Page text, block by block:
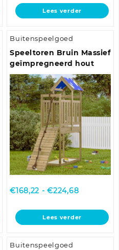
tot
€168,80
Lees verder
Buitenspeelgoed
Speeltoren Bruin Massief
geïmpregneerd hout
€168,22 - €224,68
tot
€224,68
Lees verder
Buitenspeelgoed